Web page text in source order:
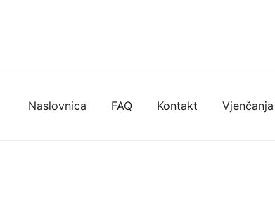
Naslovnica FAQ Kontakt Vjenčanja